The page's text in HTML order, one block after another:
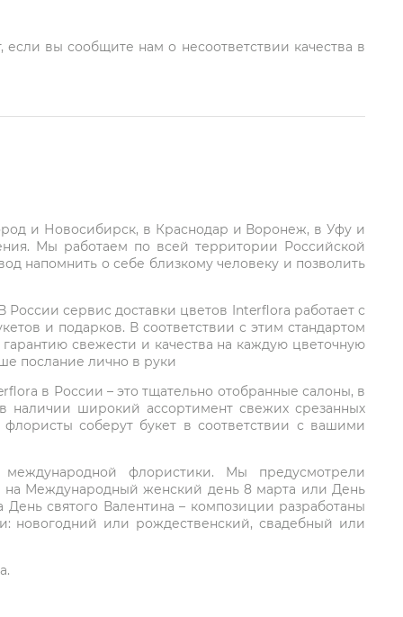
вы сообщите нам о несоответствии качества в
и Новосибирск, в Краснодар и Воронеж, в Уфу и
Мы работаем по всей территории Российской
напомнить о себе близкому человеку и позволить
сервис доставки цветов Interflora работает с
и подарков. В соответствии с этим стандартом
свежести и качества на каждую цветочную
послание лично в руки
в России – это тщательно отобранные салоны, в
наличии широкий ассортимент свежих срезанных
соберут букет в соответствии с вашими
флористики. Мы предусмотрели
на Международный женский день 8 марта или День
святого Валентина – композиции разработаны
новогодний или рождественский, свадебный или